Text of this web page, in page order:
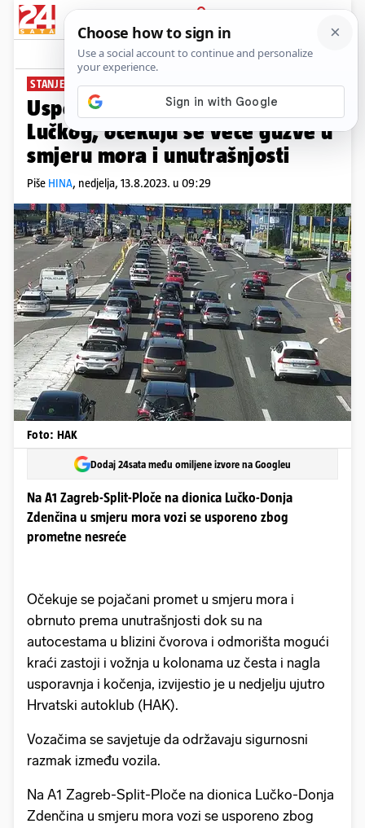
PRIJAVA
News Komentari
STANJE U PROMETU
Usporeno na A1 zbog sudara kod
Lučkog, očekuju se veće gužve u
smjeru mora i unutrašnjosti
Piše HINA, nedjelja, 13.8.2023. u 09:29
Foto: HAK
Dodaj 24sata među omiljene izvore na Googleu
Na A1 Zagreb-Split-Ploče na dionica Lučko-Donja
Zdenčina u smjeru mora vozi se usporeno zbog
prometne nesreće
Očekuje se pojačani promet u smjeru mora i
obrnuto prema unutrašnjosti dok su na
autocestama u blizini čvorova i odmorišta mogući
kraći zastoji i vožnja u kolonama uz česta i nagla
usporavnja i kočenja, izvijestio je u nedjelju ujutro
Hrvatski autoklub (HAK).
Vozačima se savjetuje da održavaju sigurnosni
razmak između vozila.
Na A1 Zagreb-Split-Ploče na dionica Lučko-Donja
Zdenčina u smjeru mora vozi se usporeno zbog